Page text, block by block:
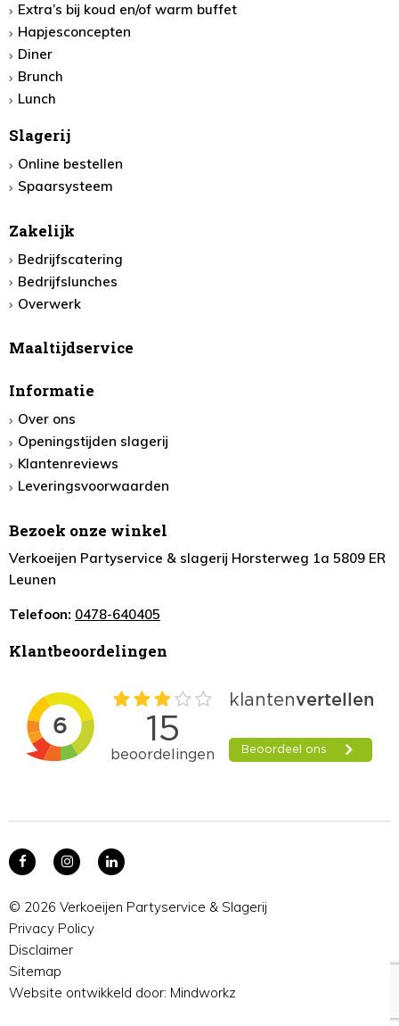
Extra’s bij koud en/of warm buffet
Hapjesconcepten
Diner
Brunch
Lunch
Slagerij
Online bestellen
Spaarsysteem
Zakelijk
Bedrijfscatering
Bedrijfslunches
Overwerk
Maaltijdservice
Informatie
Over ons
Openingstijden slagerij
Klantenreviews
Leveringsvoorwaarden
Bezoek onze winkel
Verkoeijen Partyservice & slagerij Horsterweg 1a 5809 ER
Leunen
Telefoon: 0478-640405
Klantbeoordelingen
© 2026 Verkoeijen Partyservice & Slagerij
Privacy Policy
Disclaimer
Sitemap
Website ontwikkeld door: Mindworkz